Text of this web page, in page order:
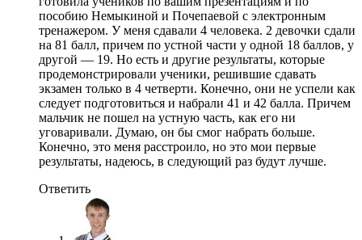
пособию Немыкиной и Почепаевой с электронным
тренажером. У меня сдавали 4 человека. 2 девочки сдали
на 81 балл, причем по устной части у одной 18 баллов, у
другой — 19. Но есть и другие результаты, которые
продемонстрировали ученики, решившие сдавать
экзамен только в 4 четверти. Конечно, они не успели как
следует подготовиться и набрали 41 и 42 балла. Причем
мальчик не пошел на устную часть, как его ни
уговаривали. Думаю, он бы смог набрать больше.
Конечно, это меня расстроило, но это мои первые
результаты, надеюсь, в следующий раз будут лучше.
Ответить